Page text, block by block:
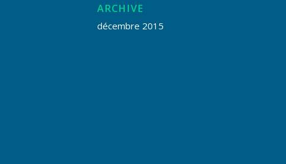
ARCHIVE
décembre 2015